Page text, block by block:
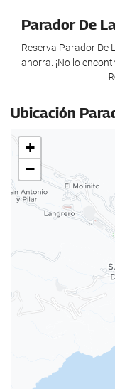
Parkering
Parkering
Handikapparkering
Utendørsbasseng
Utendørsbasseng
Svømmebasseng
Fellesområder
Internett
Parador De
Reserva Parador De
ahorra. ¡No lo
Ubicación
+
−